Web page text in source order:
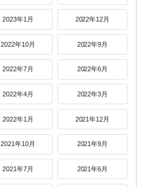
2023年1月 2022年12月
2022年10月 2022年9月
2022年7月 2022年6月
2022年4月 2022年3月
2022年1月 2021年12月
2021年10月 2021年9月
2021年7月 2021年6月